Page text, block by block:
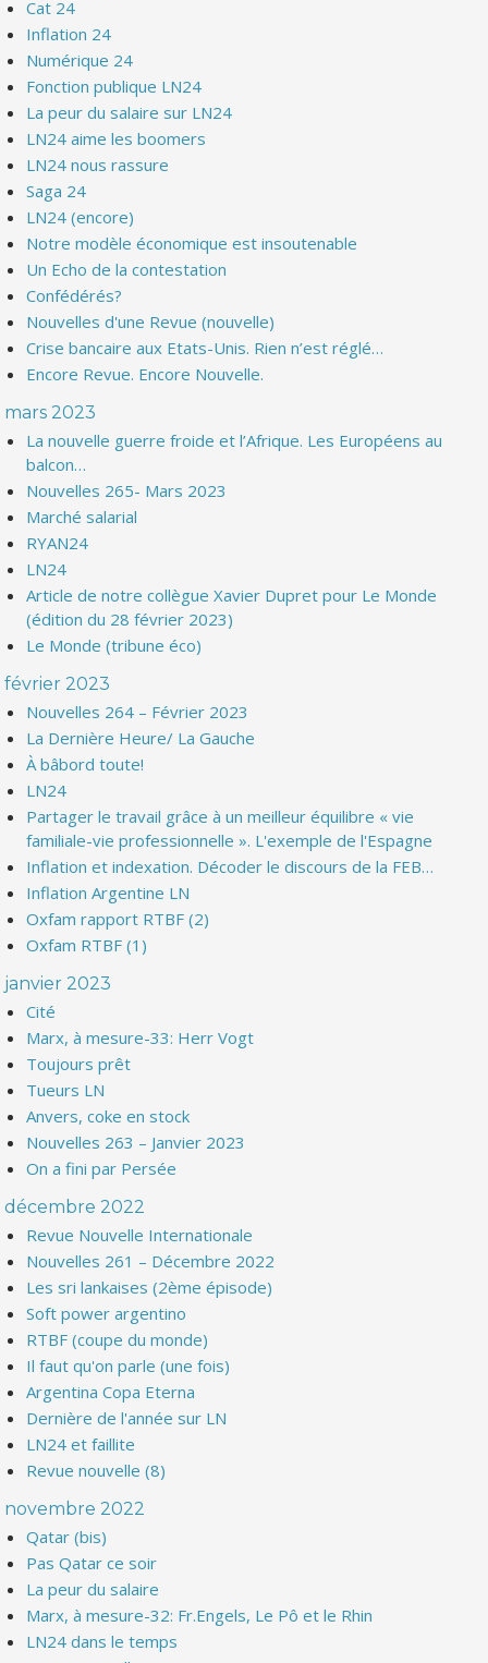
Cat 24
Inflation 24
Numérique 24
Fonction publique LN24
La peur du salaire sur LN24
LN24 aime les boomers
LN24 nous rassure
Saga 24
LN24 (encore)
Notre modèle économique est insoutenable
Un Echo de la contestation
Confédérés?
Nouvelles d'une Revue (nouvelle)
Crise bancaire aux Etats-Unis. Rien n’est réglé…
Encore Revue. Encore Nouvelle.
mars 2023
La nouvelle guerre froide et l’Afrique. Les Européens au
balcon…
Nouvelles 265- Mars 2023
Marché salarial
RYAN24
LN24
Article de notre collègue Xavier Dupret pour Le Monde
(édition du 28 février 2023)
Le Monde (tribune éco)
février 2023
Nouvelles 264 – Février 2023
La Dernière Heure/ La Gauche
À bâbord toute!
LN24
Partager le travail grâce à un meilleur équilibre « vie
familiale-vie professionnelle ». L'exemple de l'Espagne
Inflation et indexation. Décoder le discours de la FEB…
Inflation Argentine LN
Oxfam rapport RTBF (2)
Oxfam RTBF (1)
janvier 2023
Cité
Marx, à mesure-33: Herr Vogt
Toujours prêt
Tueurs LN
Anvers, coke en stock
Nouvelles 263 – Janvier 2023
On a fini par Persée
décembre 2022
Revue Nouvelle Internationale
Nouvelles 261 – Décembre 2022
Les sri lankaises (2ème épisode)
Soft power argentino
RTBF (coupe du monde)
Il faut qu'on parle (une fois)
Argentina Copa Eterna
Dernière de l'année sur LN
LN24 et faillite
Revue nouvelle (8)
novembre 2022
Qatar (bis)
Pas Qatar ce soir
La peur du salaire
Marx, à mesure-32: Fr.Engels, Le Pô et le Rhin
LN24 dans le temps